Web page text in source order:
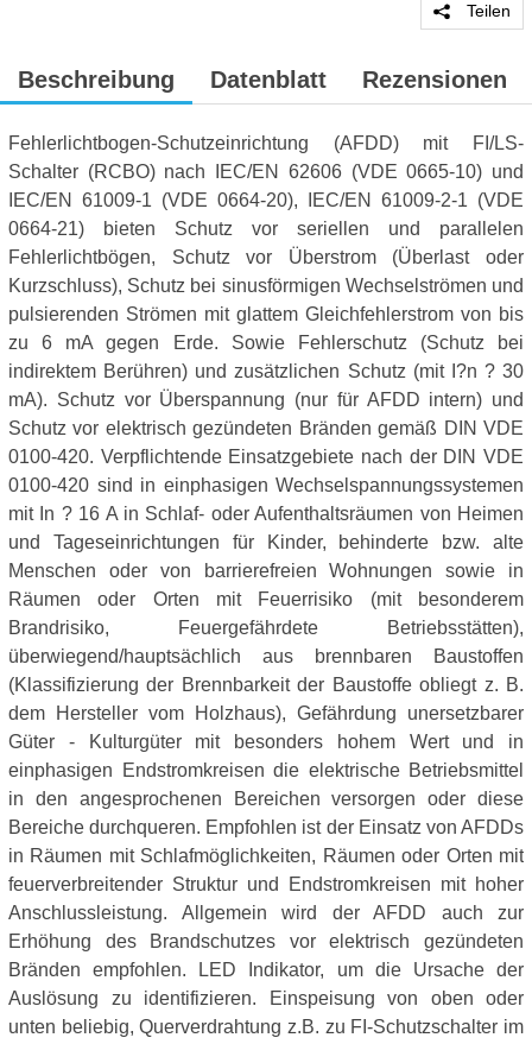
Teilen
Beschreibung Datenblatt Rezensionen
Fehlerlichtbogen-Schutzeinrichtung (AFDD) mit FI/LS-
Schalter (RCBO) nach IEC/EN 62606 (VDE 0665-10) und
IEC/EN 61009-1 (VDE 0664-20), IEC/EN 61009-2-1 (VDE
0664-21) bieten Schutz vor seriellen und parallelen
Fehlerlichtbögen, Schutz vor Überstrom (Überlast oder
Kurzschluss), Schutz bei sinusförmigen Wechselströmen und
pulsierenden Strömen mit glattem Gleichfehlerstrom von bis
zu 6 mA gegen Erde. Sowie Fehlerschutz (Schutz bei
indirektem Berühren) und zusätzlichen Schutz (mit I?n ? 30
mA). Schutz vor Überspannung (nur für AFDD intern) und
Schutz vor elektrisch gezündeten Bränden gemäß DIN VDE
0100-420. Verpflichtende Einsatzgebiete nach der DIN VDE
0100-420 sind in einphasigen Wechselspannungssystemen
mit In ? 16 A in Schlaf- oder Aufenthaltsräumen von Heimen
und Tageseinrichtungen für Kinder, behinderte bzw. alte
Menschen oder von barrierefreien Wohnungen sowie in
Räumen oder Orten mit Feuerrisiko (mit besonderem
Brandrisiko, Feuergefährdete Betriebsstätten),
überwiegend/hauptsächlich aus brennbaren Baustoffen
(Klassifizierung der Brennbarkeit der Baustoffe obliegt z. B.
dem Hersteller vom Holzhaus), Gefährdung unersetzbarer
Güter - Kulturgüter mit besonders hohem Wert und in
einphasigen Endstromkreisen die elektrische Betriebsmittel
in den angesprochenen Bereichen versorgen oder diese
Bereiche durchqueren. Empfohlen ist der Einsatz von AFDDs
in Räumen mit Schlafmöglichkeiten, Räumen oder Orten mit
feuerverbreitender Struktur und Endstromkreisen mit hoher
Anschlussleistung. Allgemein wird der AFDD auch zur
Erhöhung des Brandschutzes vor elektrisch gezündeten
Bränden empfohlen. LED Indikator, um die Ursache der
Auslösung zu identifizieren. Einspeisung von oben oder
unten beliebig, Querverdrahtung z.B. zu FI-Schutzschalter im